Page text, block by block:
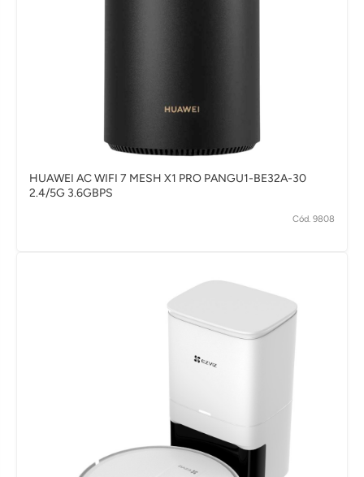
HUAWEI AC WIFI 7 MESH X1 PRO PANGU1-BE32A-30
2.4/5G 3.6GBPS
Cód. 9808